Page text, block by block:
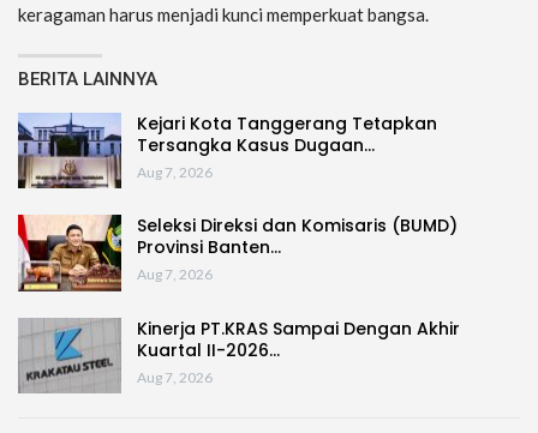
keragaman harus menjadi kunci memperkuat bangsa.
BERITA LAINNYA
Kejari Kota Tanggerang Tetapkan
Tersangka Kasus Dugaan…
Aug 7, 2026
Seleksi Direksi dan Komisaris (BUMD)
Provinsi Banten…
Aug 7, 2026
Kinerja PT.KRAS Sampai Dengan Akhir
Kuartal II-2026…
Aug 7, 2026